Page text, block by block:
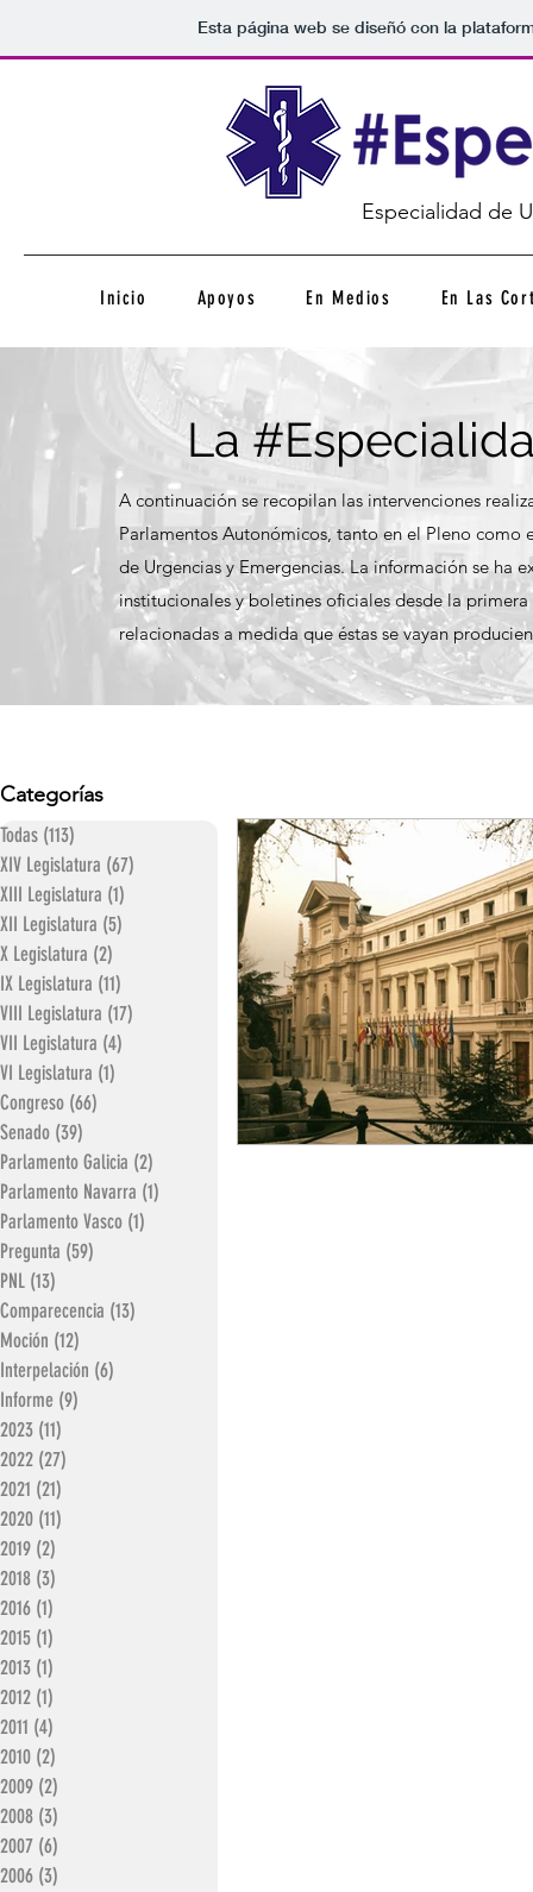
Esta página web se diseñó con la
Especialidad de
Inicio Apoyos En Medios En Las
La
A continuación se recopilan las intervenciones
Parlamentos Autonómicos, tanto en el Pleno como
de Urgencias y Emergencias. La información se ha
institucionales y boletines oficiales desde la
relacionadas a medida que éstas se vayan
Categorías
Todas (113)
XIV Legislatura (67)
XIII Legislatura (1)
XII Legislatura (5)
X Legislatura (2)
IX Legislatura (11)
VIII Legislatura (17)
VII Legislatura (4)
VI Legislatura (1)
Congreso (66)
Senado (39)
Parlamento Galicia (2)
Parlamento Navarra (1)
Parlamento Vasco (1)
Pregunta (59)
PNL (13)
Comparecencia (13)
Moción (12)
Interpelación (6)
Informe (9)
2023 (11)
2022 (27)
2021 (21)
2020 (11)
2019 (2)
2018 (3)
2016 (1)
2015 (1)
2013 (1)
2012 (1)
2011 (4)
2010 (2)
2009 (2)
2008 (3)
2007 (6)
2006 (3)